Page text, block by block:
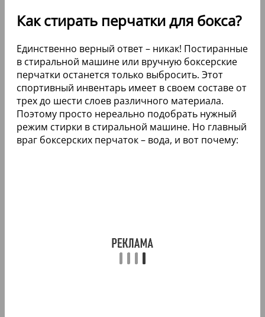
Как стирать перчатки для бокса?
Единственно верный ответ – никак! Постиранные
в стиральной машине или вручную боксерские
перчатки останется только выбросить. Этот
спортивный инвентарь имеет в своем составе от
трех до шести слоев различного материала.
Поэтому просто нереально подобрать нужный
режим стирки в стиральной машине. Но главный
враг боксерских перчаток – вода, и вот почему: